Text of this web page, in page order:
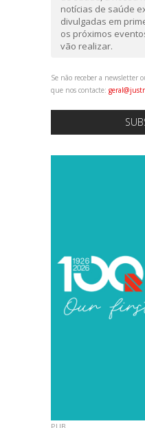
notícias de saúde
divulgadas em
os próximos
vão realizar.
Se não receber a newsletter
que nos contacte: